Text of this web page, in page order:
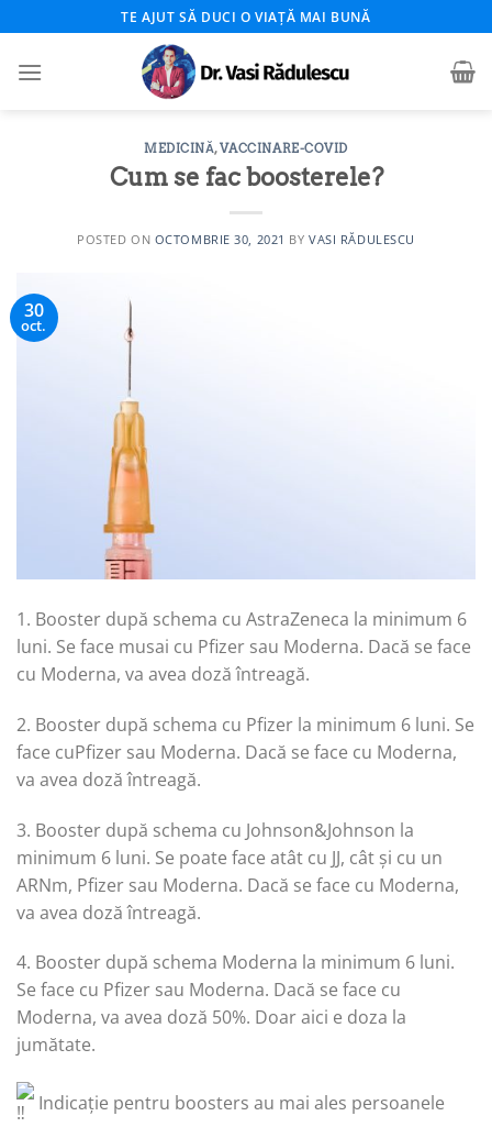
to
content
TE AJUT SĂ DUCI O VIAȚĂ MAI BUNĂ
MEDICINĂ,VACCINARE-COVID
Cum se fac boosterele?
POSTED ON OCTOMBRIE 30, 2021 BYVASI RĂDULESCU
30
oct.
1. Booster după schema cu AstraZeneca la minimum 6
luni. Se face musai cu Pfizer sau Moderna. Dacă se face
cu Moderna, va avea doză întreagă.
2. Booster după schema cu Pfizer la minimum 6 luni. Se
face cuPfizer sau Moderna. Dacă se face cu Moderna,
va avea doză întreagă.
3. Booster după schema cu Johnson&Johnson la
minimum 6 luni. Se poate face atât cu JJ, cât și cu un
ARNm, Pfizer sau Moderna. Dacă se face cu Moderna,
va avea doză întreagă.
4. Booster după schema Moderna la minimum 6 luni.
Se face cu Pfizer sau Moderna. Dacă se face cu
Moderna, va avea doză 50%. Doar aici e doza la
jumătate.
Indicație pentru boosters au mai ales persoanele